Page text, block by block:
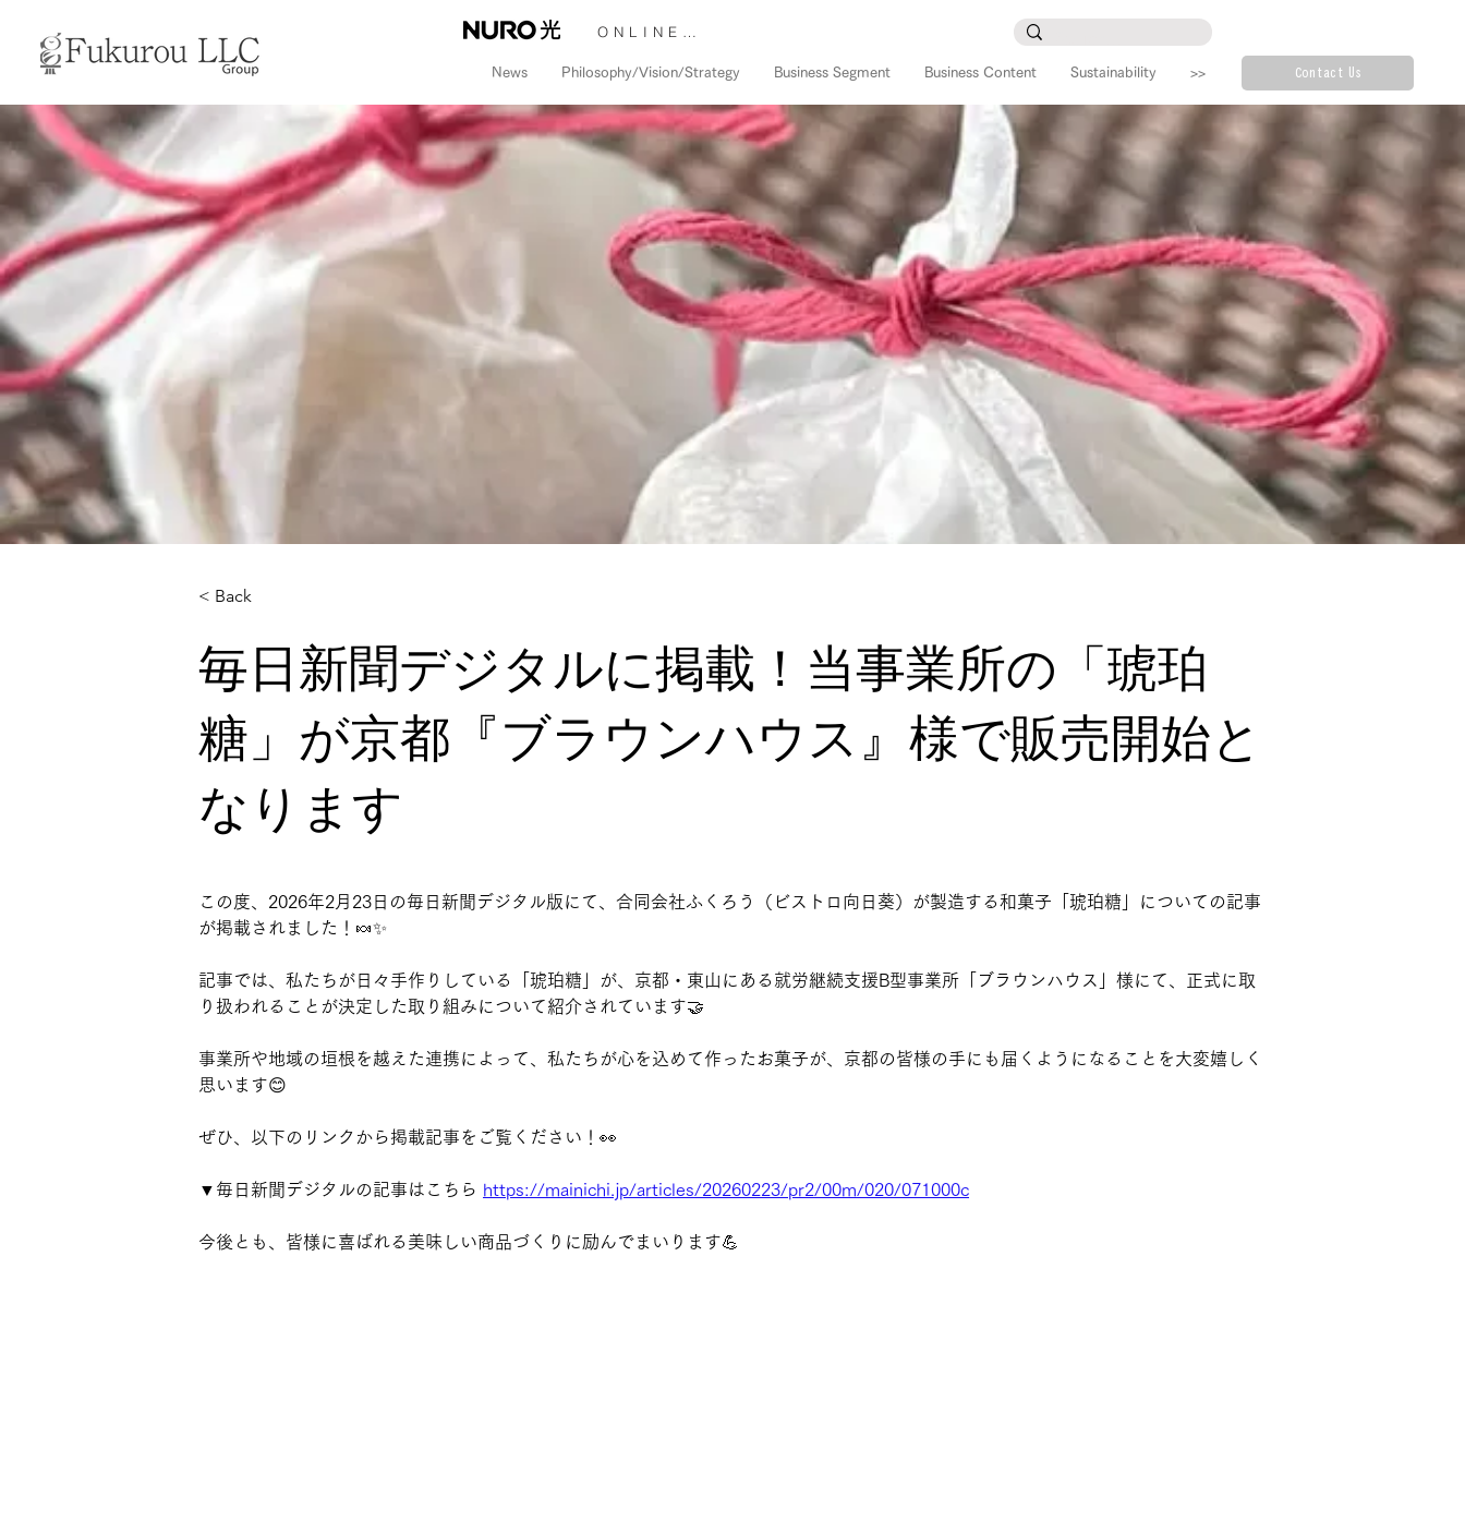
ONLINE STORE &gt;
News Philosophy/Vision/Strategy Business Segment Business Content Sustainability >> Contact Us
< Back
毎日新聞デジタルに掲載！当事業所の「琥珀
糖」が京都『ブラウンハウス』様で販売開始と
なります
[object Object]
この度、2026年2月23日の毎日新聞デジタル版にて、合同会社ふくろう（ビストロ向日葵）が製造する和菓子「琥珀糖」についての記事
が掲載されました！🍬✨
記事では、私たちが日々手作りしている「琥珀糖」が、京都・東山にある就労継続支援B型事業所「ブラウンハウス」様にて、正式に取
り扱われることが決定した取り組みについて紹介されています🤝
事業所や地域の垣根を越えた連携によって、私たちが心を込めて作ったお菓子が、京都の皆様の手にも届くようになることを大変嬉しく
思います😊
ぜひ、以下のリンクから掲載記事をご覧ください！👀
▼毎日新聞デジタルの記事はこちら https://mainichi.jp/articles/20260223/pr2/00m/020/071000c
今後とも、皆様に喜ばれる美味しい商品づくりに励んでまいります💪